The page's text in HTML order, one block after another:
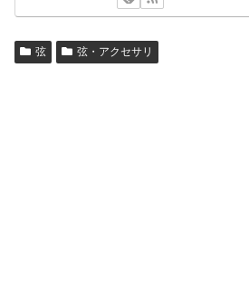
弦 弦・アクセサリ